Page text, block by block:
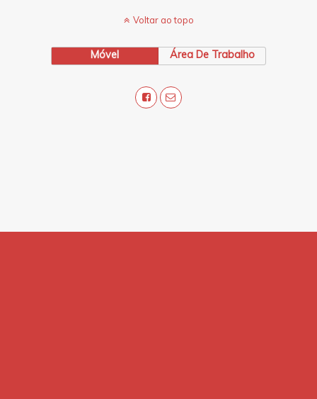
Voltar ao topo
Móvel Área De Trabalho